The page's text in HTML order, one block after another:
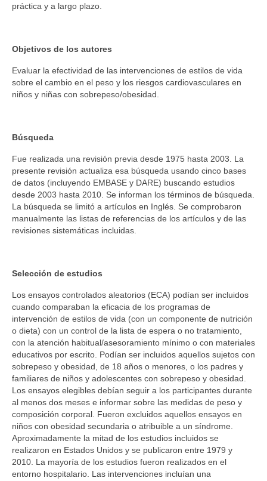
práctica y a largo plazo.
Objetivos de los autores
Evaluar la efectividad de las intervenciones de estilos de vida
sobre el cambio en el peso y los riesgos cardiovasculares en
niños y niñas con sobrepeso/obesidad.
Búsqueda
Fue realizada una revisión previa desde 1975 hasta 2003. La
presente revisión actualiza esa búsqueda usando cinco bases
de datos (incluyendo EMBASE y DARE) buscando estudios
desde 2003 hasta 2010. Se informan los términos de búsqueda.
La búsqueda se limitó a artículos en Inglés. Se comprobaron
manualmente las listas de referencias de los artículos y de las
revisiones sistemáticas incluidas.
Selección de estudios
Los ensayos controlados aleatorios (ECA) podían ser incluidos
cuando comparaban la eficacia de los programas de
intervención de estilos de vida (con un componente de nutrición
o dieta) con un control de la lista de espera o no tratamiento,
con la atención habitual/asesoramiento mínimo o con materiales
educativos por escrito. Podían ser incluidos aquellos sujetos con
sobrepeso y obesidad, de 18 años o menores, o los padres y
familiares de niños y adolescentes con sobrepeso y obesidad.
Los ensayos elegibles debían seguir a los participantes durante
al menos dos meses e informar sobre las medidas de peso y
composición corporal. Fueron excluidos aquellos ensayos en
niños con obesidad secundaria o atribuible a un síndrome.
Aproximadamente la mitad de los estudios incluidos se
realizaron en Estados Unidos y se publicaron entre 1979 y
2010. La mayoría de los estudios fueron realizados en el
entorno hospitalario. Las intervenciones incluían una